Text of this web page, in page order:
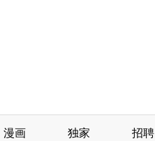
漫画 独家 招聘